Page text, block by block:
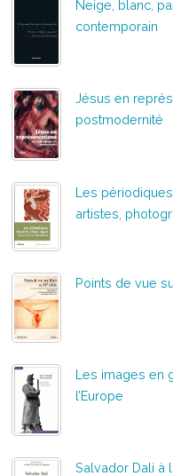
Neige, blanc,
contemporain
Jésus en
postmodernité
Les
artistes,
Points de vue
Les images en
l’Europe
Salvador Dali à